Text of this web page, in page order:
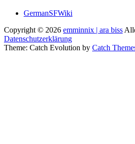
GermanSFWiki
Copyright © 2026 emminnix | ara biss
Datenschutzerklärung
Theme: Catch Evolution by Catch